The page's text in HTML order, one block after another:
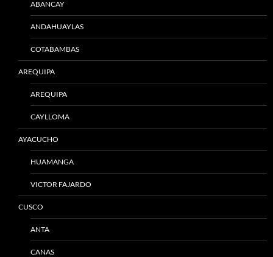
ABANCAY
ANDAHUAYLAS
COTABAMBAS
AREQUIPA
AREQUIPA
CAYLLOMA
AYACUCHO
HUAMANGA
VICTOR FAJARDO
CUSCO
ANTA
CANAS